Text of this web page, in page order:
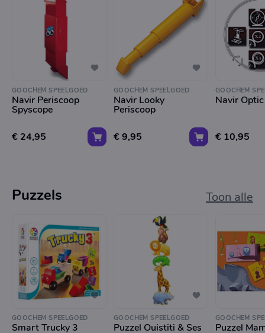
GOOCHEM SPEELGOED
Navir Periscoop
Spyscope
€ 24,95
GOOCHEM SPEELGOED
Navir Looky
Periscoop
€ 9,95
GOOCHEM
Navir
€ 10,95
Puzzels Toon alle
GOOCHEM SPEELGOED
Smart Trucky 3
GOOCHEM SPEELGOED
Puzzel Ouistiti & Ses
GOOCHEM
Puzzel